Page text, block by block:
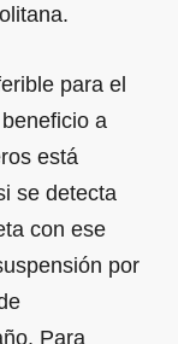
para el
a
está
se detecta
con ese
por
Para